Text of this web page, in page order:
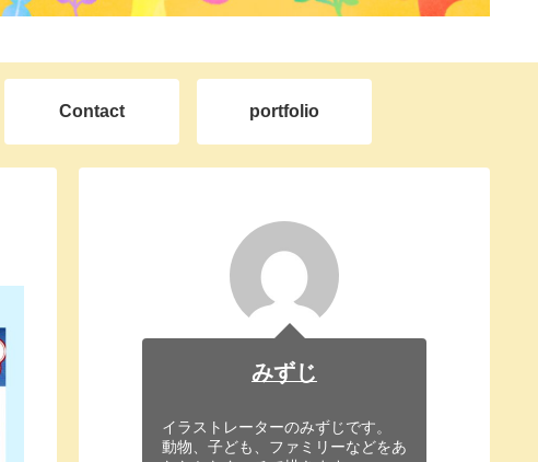
Contact portfolio
みずじ
イラストレーターのみずじです。
動物、子ども、ファミリーなどをあ